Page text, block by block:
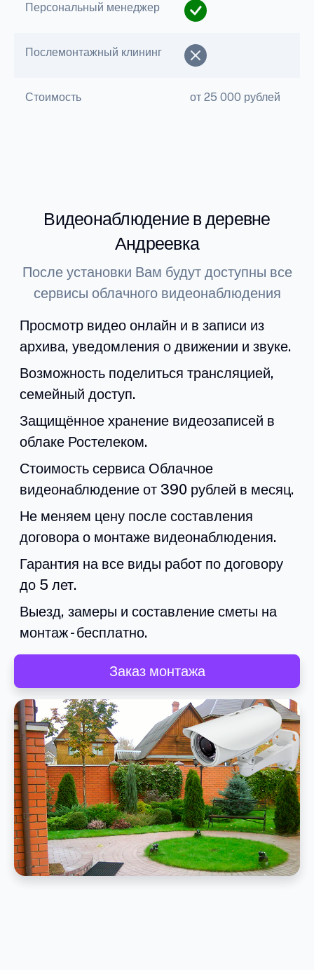
Персональный менеджер
Послемонтажный клининг
Стоимость от 25 000 рублей
Видеонаблюдение в деревне
Андреевка
После установки Вам будут доступны все
сервисы облачного видеонаблюдения
Просмотр видео онлайн и в записи из
архива, уведомления о движении и звуке.
Возможность поделиться трансляцией,
семейный доступ.
Защищённое хранение видеозаписей в
облаке Ростелеком.
Стоимость сервиса Облачное
видеонаблюдение от 390 рублей в месяц.
Не меняем цену после составления
договора о монтаже видеонаблюдения.
Гарантия на все виды работ по договору
до 5 лет.
Выезд, замеры и составление сметы на
монтаж - бесплатно.
Заказ монтажа